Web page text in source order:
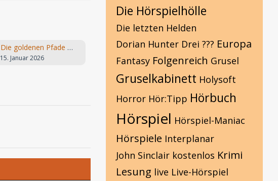
Suche: Folge 6: Die goldenen Pfade vom "Die Elfen" Hörspiel von Bernhard Hennen
15. Januar 2026
Die Hörspielhölle
Die letzten Helden
Dorian Hunter Drei ??? Europa
Fantasy Folgenreich Grusel
Gruselkabinett Holysoft
Horror Hör:Tipp Hörbuch
Hörspiel Hörspiel-Maniac
Hörspiele Interplanar
John Sinclair kostenlos Krimi
Lesung live Live-Hörspiel